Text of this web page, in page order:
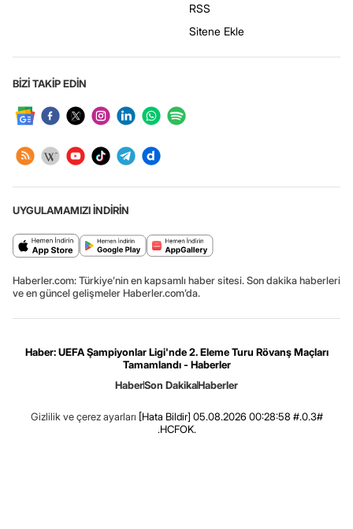
RSS
Sitene Ekle
BİZİ TAKİP EDİN
UYGULAMAMIZI İNDİRİN
Haberler.com: Türkiye’nin en kapsamlı haber sitesi. Son dakika haberleri
ve en güncel gelişmeler Haberler.com’da.
Haber: UEFA Şampiyonlar Ligi'nde 2. Eleme Turu Rövanş Maçları
Tamamlandı - Haberler
HaberSon DakikaHaberler
Gizlilik ve çerez ayarları [Hata Bildir] 05.08.2026 00:28:58 #.0.3#
.HCFOK.